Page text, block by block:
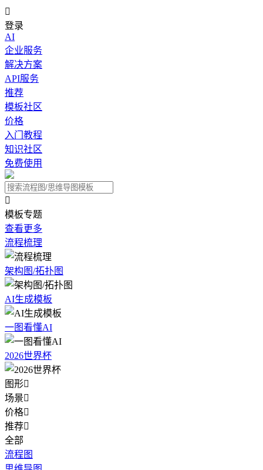

登录
AI
企业服务
解决方案
API服务
推荐
模板社区
价格
入门教程
知识社区
免费使用

模板专题
查看更多
流程梳理
架构图/拓扑图
AI生成模板
一图看懂AI
2026世界杯
图形
场景
价格
推荐
全部
流程图